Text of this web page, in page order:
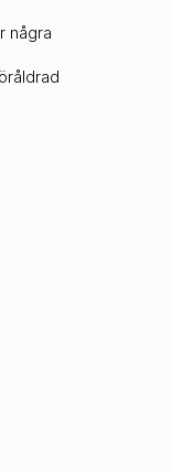
några